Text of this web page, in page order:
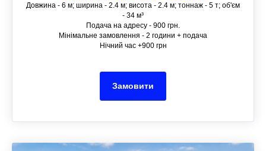
Довжина - 6 м; ширина - 2.4 м; висота - 2.4 м; тоннаж - 5 т; об'єм
- 34 м³
Подача на адресу - 900 грн.
Мінімальне замовлення - 2 години + подача
Нічний час +900 грн
Замовити